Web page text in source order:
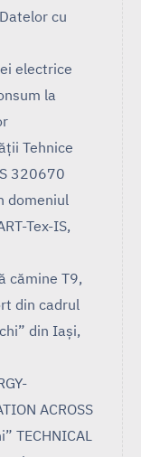
cu
electrice
la
Tehnice
320670
domeniul
Tex-IS,
cămine T9,
din cadrul
din Iași,
ACROSS
TECHNICAL